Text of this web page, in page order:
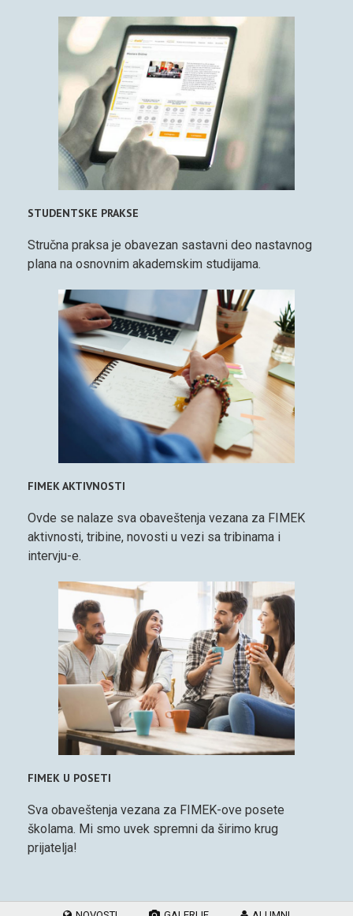
STUDENTSKE PRAKSE
Stručna praksa je obavezan sastavni deo nastavnog
plana na osnovnim akademskim studijama.
FIMEK AKTIVNOSTI
Ovde se nalaze sva obaveštenja vezana za FIMEK
aktivnosti, tribine, novosti u vezi sa tribinama i
intervju-e.
FIMEK U POSETI
Sva obaveštenja vezana za FIMEK-ove posete
školama. Mi smo uvek spremni da širimo krug
prijatelja!